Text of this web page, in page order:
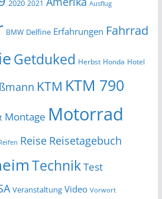
2020 2021 Ausflug
BMW Delfine Erfahrungen Fahrrad
Getduked Herbst Honda Hotel
KTM KTM 790
Montage Motorrad
Reise Reisetagebuch
TechnikTest
Veranstaltung Video Vorwort